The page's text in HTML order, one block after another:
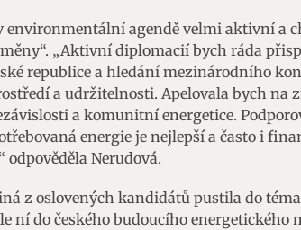
environmentální agendě velmi aktivní a
„Aktivní diplomacií bych ráda
republice a hledání mezinárodního
a udržitelnosti. Apelovala bych na
a komunitní energetice.
energie je nejlepší a často i
odpověděla Nerudová.
z oslovených kandidátů pustila do
ní do českého budoucího energetického